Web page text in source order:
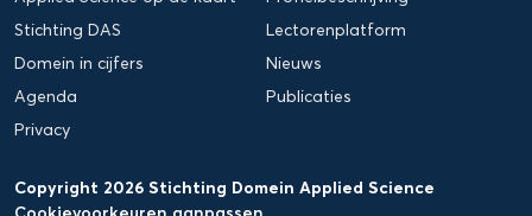
Stichting DAS
Lectorenplatform
Domein in cijfers
Nieuws
Agenda
Publicaties
Privacy
Copyright 2026 Stichting Domein Applied Science